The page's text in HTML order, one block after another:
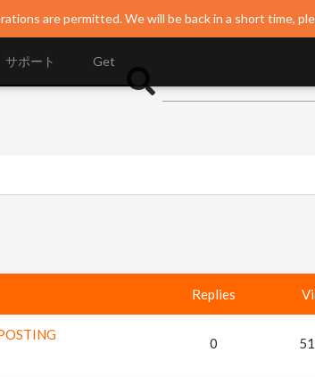
are permitted. We will be back in a short time,
サポート Get
Replies
0